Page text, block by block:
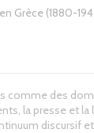
Grèce (1880-
comme des
la presse et
discursif